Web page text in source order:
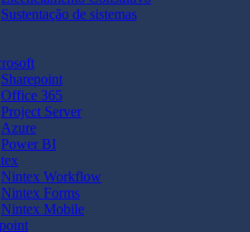
Sustentação de sistemas
Sharepoint
Office 365
Project Server
Azure
Power BI
Nintex Workflow
Nintex Forms
Nintex Mobile